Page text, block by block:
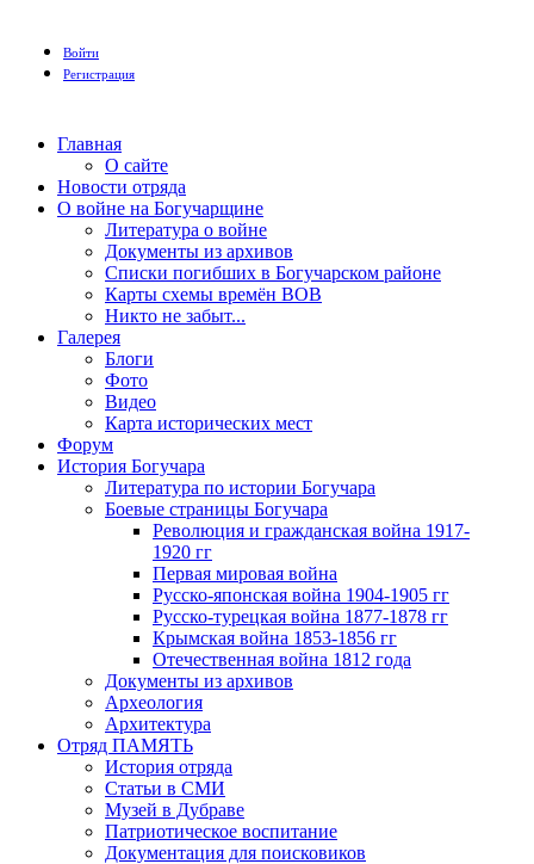
Войти
Регистрация
Главная
О сайте
Новости отряда
О войне на Богучарщине
Литература о войне
Документы из архивов
Списки погибших в Богучарском районе
Карты схемы времён ВОВ
Никто не забыт...
Галерея
Блоги
Фото
Видео
Карта исторических мест
Форум
История Богучара
Литература по истории Богучара
Боевые страницы Богучара
Революция и гражданская война 1917-
1920 гг
Первая мировая война
Русско-японская война 1904-1905 гг
Русско-турецкая война 1877-1878 гг
Крымская война 1853-1856 гг
Отечественная война 1812 года
Документы из архивов
Археология
Архитектура
Отряд ПАМЯТЬ
История отряда
Статьи в СМИ
Музей в Дубраве
Патриотическое воспитание
Документация для поисковиков